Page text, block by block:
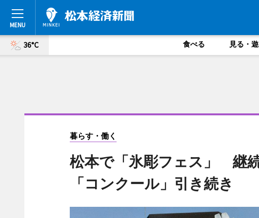
36°C 食べる 見る・
暮らす・働く
松本で「氷彫フェス」 継
「コンクール」引き続き